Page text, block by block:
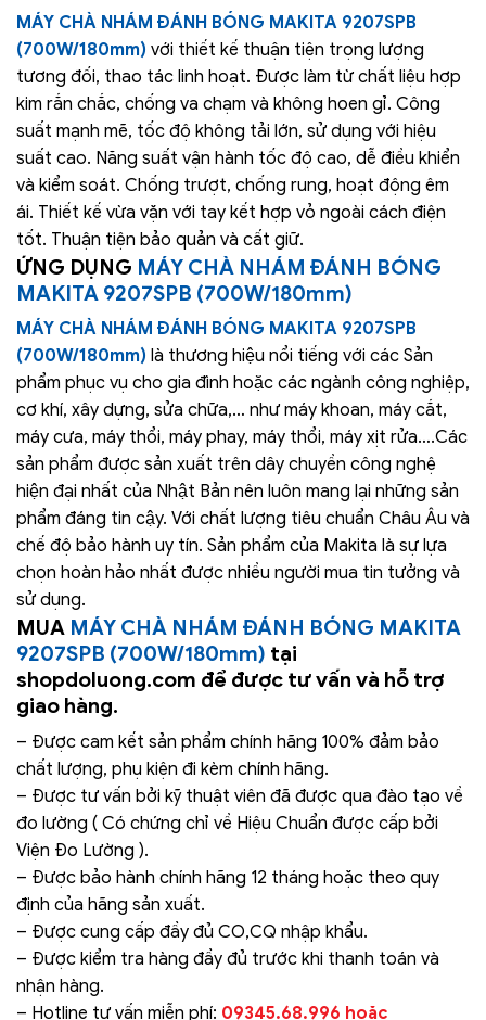
MÁY CHÀ NHÁM ĐÁNH BÓNG MAKITA 9207SPB
(700W/180mm) với thiết kế thuận tiện trọng lượng
tương đối, thao tác linh hoạt. Được làm từ chất liệu hợp
kim rắn chắc, chống va chạm và không hoen gỉ. Công
suất mạnh mẽ, tốc độ không tải lớn, sử dụng với hiệu
suất cao. Năng suất vận hành tốc độ cao, dễ điều khiển
và kiểm soát. Chống trượt, chống rung, hoạt động êm
ái. Thiết kế vừa vặn với tay kết hợp vỏ ngoài cách điện
tốt. Thuận tiện bảo quản và cất giữ.
ỨNG DỤNG MÁY CHÀ NHÁM ĐÁNH BÓNG
MAKITA 9207SPB (700W/180mm)
MÁY CHÀ NHÁM ĐÁNH BÓNG MAKITA 9207SPB
(700W/180mm) là thương hiệu nổi tiếng với các Sản
phẩm phục vụ cho gia đình hoặc các ngành công nghiệp,
cơ khí, xây dựng, sửa chữa,… như máy khoan, máy cắt,
máy cưa, máy thổi, máy phay, máy thổi, máy xịt rửa….Các
sản phẩm được sản xuất trên dây chuyền công nghệ
hiện đại nhất của Nhật Bản nên luôn mang lại những sản
phẩm đáng tin cậy. Với chất lượng tiêu chuẩn Châu Âu và
chế độ bảo hành uy tín. Sản phẩm của Makita là sự lựa
chọn hoàn hảo nhất được nhiều người mua tin tưởng và
sử dụng.
MUA MÁY CHÀ NHÁM ĐÁNH BÓNG MAKITA
9207SPB (700W/180mm) tại
shopdoluong.com để được tư vấn và hỗ trợ
giao hàng.
– Được cam kết sản phẩm chính hãng 100% đảm bảo
chất lượng, phụ kiện đi kèm chính hãng.
– Được tư vấn bởi kỹ thuật viên đã được qua đào tạo về
đo lường ( Có chứng chỉ về Hiệu Chuẩn được cấp bởi
Viện Đo Lường ).
– Được bảo hành chính hãng 12 tháng hoặc theo quy
định của hãng sản xuất.
– Được cung cấp đầy đủ CO,CQ nhập khẩu.
– Được kiểm tra hàng đầy đủ trước khi thanh toán và
nhận hàng.
– Hotline tư vấn miễn phí: 09345.68.996 hoặc